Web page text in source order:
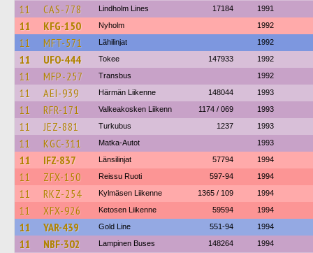
11 CAS-778 Lindholm Lines 17184 1991
11 KFG-150 Nyholm 1992
11 MFT-571 Lähilinjat 1992
11 UFO-444 Tokee 147933 1992
11 MFP-257 Transbus 1992
11 AEI-939 Härmän Liikenne 148044 1993
11 RFR-171 Valkeakosken Liikenn 1174 / 069 1993
11 JEZ-881 Turkubus 1237 1993
11 KGC-311 Matka-Autot 1993
11 IFZ-837 Länsilinjat 57794 1994
11 ZFX-150 Reissu Ruoti 597-94 1994
11 RKZ-254 Kylmäsen Liikenne 1365 / 109 1994
11 XFX-926 Ketosen Liikenne 59594 1994
11 YAR-439 Gold Line 551-94 1994
11 NBF-302 Lampinen Buses 148264 1994